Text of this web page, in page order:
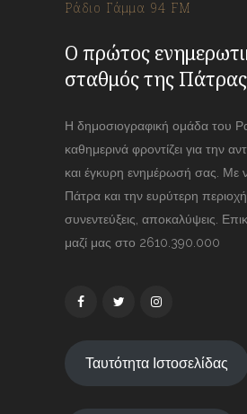
Ράδιο Γάμμα 94 FM
Ο πρώτος
σταθμός της Πάτρας
Η δημοσιογραφική ομάδα του
καθημερινά φροντίζει για την
και έγκυρη ενημέρωσή σας. Με
Πάτρα και την ευρύτερη περιοχή,
συνεντεύξεις, αποκαλύψεις.
μαζί μας στο 2610.390.000
Ταυτότητα Ιστοσελίδας